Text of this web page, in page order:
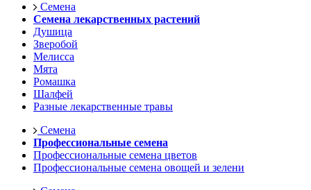
Семена
Семена лекарственных растений
Душица
Зверобой
Мелисса
Мята
Ромашка
Шалфей
Разные лекарственные травы
Семена
Профессиональные семена
Профессиональные семена цветов
Профессиональные семена овощей и зелени